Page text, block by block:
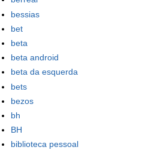
bessias
bet
beta
beta android
beta da esquerda
bets
bezos
bh
BH
biblioteca pessoal